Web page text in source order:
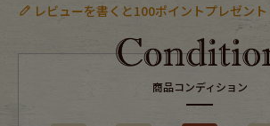
Belt
Keyring
レビューを書くと100ポイントプレゼント
商品コンディション